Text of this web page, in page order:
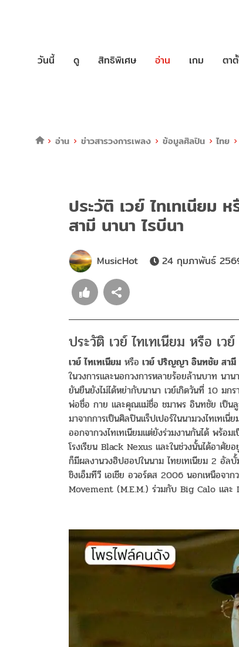
วันนี้ ดู สิทธิพิเศษ อ่าน เกม ตา
อ่าน ข่าวสารวงการเพลง ข้อมูลศิลปิน ไทย
ประวัติ เวย์ ไทเทเนียม
สามี นานา ไรบีนา
MusicHot 24 กุมภาพันธ์
ประวัติ เวย์ ไทเทเนียม หรือ เ
เวย์ ไทเทเนียม หรือ เวย์ ปริญญา อินทชัย สามี
ในวงการและนอกวงการหลายร้อยล้านบาท นา
ยันยืนยังไม่ได้หย่ากับนานา เวย์เกิดวันที่ 10 ม
พ่อชื่อ กาย และคุณแม่ชื่อ ชมาพร อินทชัย เป็นลู
มาจากการเป็นศิลปินแร็ปเปอร์ในนามวงไทเท
ออกจากวงไทเทเนียมแต่ยังร่วมงานกันได้ พร้อ
โรงเรียน Black Nexus และในช่วงนั้นได้อาศั
ก็มีผลงานวงฮิปฮอปในนาม ไทยเทเนียม 2 อัล
ชิงเอ็มทีวี เอเชีย อวอร์ดส 2006 นอกเหนือจา
Movement (M.E.M.) ร่วมกับ Big Calo และ